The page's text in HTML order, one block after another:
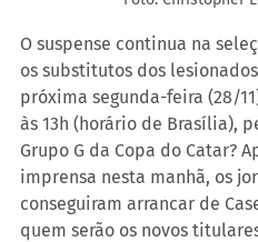
O suspense continua na
os substitutos dos
próxima segunda-feira (28/
às 13h (horário de Brasília),
Grupo G da Copa do Catar?
imprensa nesta manhã, os
conseguiram arrancar de
quem serão os novos